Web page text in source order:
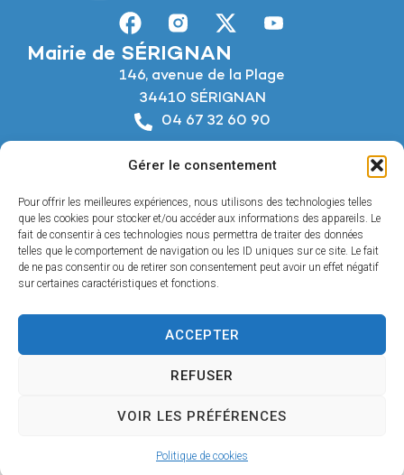
Gérer le consentement
Pour offrir les meilleures expériences, nous utilisons des technologies telles
que les cookies pour stocker et/ou accéder aux informations des appareils. Le
fait de consentir à ces technologies nous permettra de traiter des données
telles que le comportement de navigation ou les ID uniques sur ce site. Le fait
de ne pas consentir ou de retirer son consentement peut avoir un effet négatif
sur certaines caractéristiques et fonctions.
ACCEPTER
REFUSER
VOIR LES PRÉFÉRENCES
Politique de cookies
Mairie de SÉRIGNAN
146, avenue de la Plage
34410 SÉRIGNAN
04 67 32 60 90
Horaires d’ouverture
Du lundi au jeudi :
De 8h à 12h et de 14h à 18h
Le vendredi :
De 8h à 12h et de 14h à 17h
© 2025 - Propulsé par Utopia